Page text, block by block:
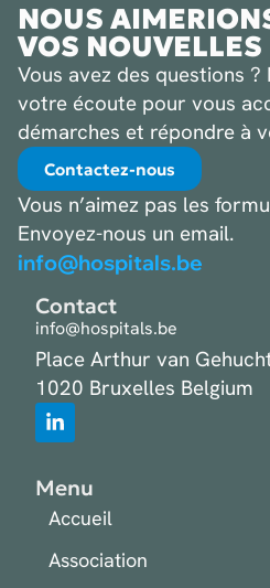
NOUS
VOS NOUVELLES
Vous avez des questions
votre écoute pour vous
démarches et répondre à
Contactez-nous
Vous n’aimez pas les
Envoyez-nous un email.
info@hospitals.be
Contact
info@hospitals.be
Place Arthur van
1020 Bruxelles Belgium
Menu
Accueil
Association